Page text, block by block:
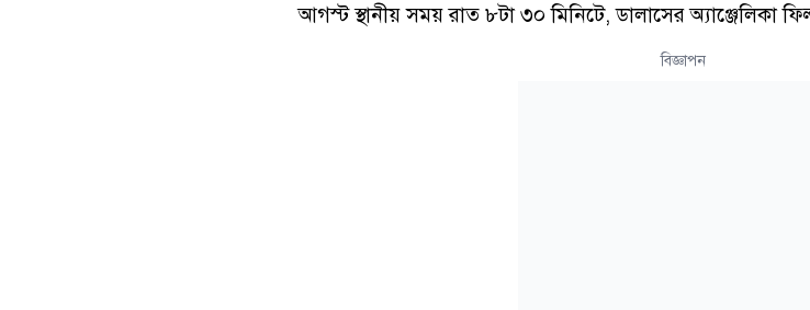
আগস্ট স্থানীয় সময় রাত ৮টা ৩০ মিনিটে, ডালাসের অ্যাঞ্জেলিকা
বিজ্ঞাপন